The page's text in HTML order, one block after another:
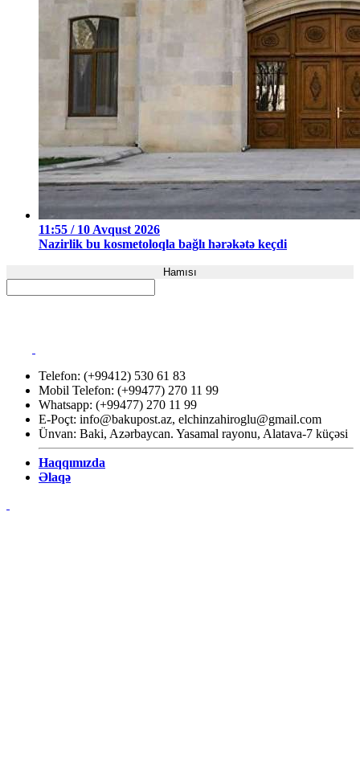
11:55 / 10 Avqust 2026
Nazirlik bu kosmetoloqla bağlı hərəkətə keçdi
Hamısı
Telefon: (+99412) 530 61 83
Mobil Telefon: (+99477) 270 11 99
Whatsapp: (+99477) 270 11 99
E-Poçt: info@bakupost.az, elchinzahiroglu@gmail.com
Ünvan: Baki, Azərbaycan. Yasamal rayonu, Alatava-7 küçəsi
Haqqımızda
Əlaqə